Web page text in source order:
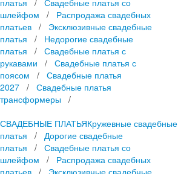
шлейфом / Распродажа свадебных
платьев / Эксклюзивные свадебные
платья / Недорогие свадебные
платья / Свадебные платья с
рукавами / Свадебные платья с
поясом / Свадебные платья
2027 / Свадебные платья
трансформеры /
СВАДЕБНЫЕ ПЛАТЬЯКружевные свадебные
платья / Дорогие свадебные
платья / Свадебные платья со
шлейфом / Распродажа свадебных
платьев / Эксклюзивные свадебные